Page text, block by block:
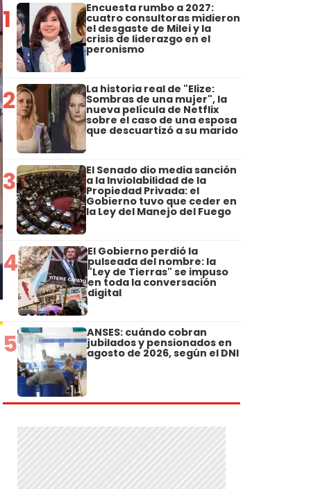
1 Encuesta rumbo a 2027:
cuatro consultoras midieron
el desgaste de Milei y la
crisis de liderazgo en el
peronismo
2 La historia real de "Elize:
Sombras de una mujer", la
nueva película de Netflix
sobre el caso de una esposa
que descuartizó a su marido
3 El Senado dio media sanción
a la Inviolabilidad de la
Propiedad Privada: el
Gobierno tuvo que ceder en
la Ley del Manejo del Fuego
4 El Gobierno perdió la
pulseada del nombre: la
"Ley de Tierras" se impuso
en toda la conversación
digital
5 ANSES: cuándo cobran
jubilados y pensionados en
agosto de 2026, según el DNI